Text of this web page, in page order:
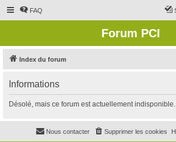
FAQ
Forum PCI
Index du forum
Informations
Désolé, mais ce forum est actuellement indisponible.
Supprimer les cookies
Nous contacter